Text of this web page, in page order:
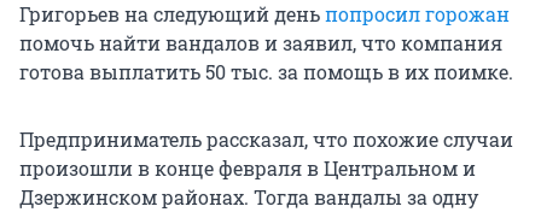
Григорьев на следующий деньпопросил горожан
помочь найти вандалов и заявил, что компания
готова выплатить 50 тыс. за помощь в их поимке.
Предприниматель рассказал, что похожие случаи
произошли в конце февраля в Центральном и
Дзержинском районах. Тогда вандалы за одну